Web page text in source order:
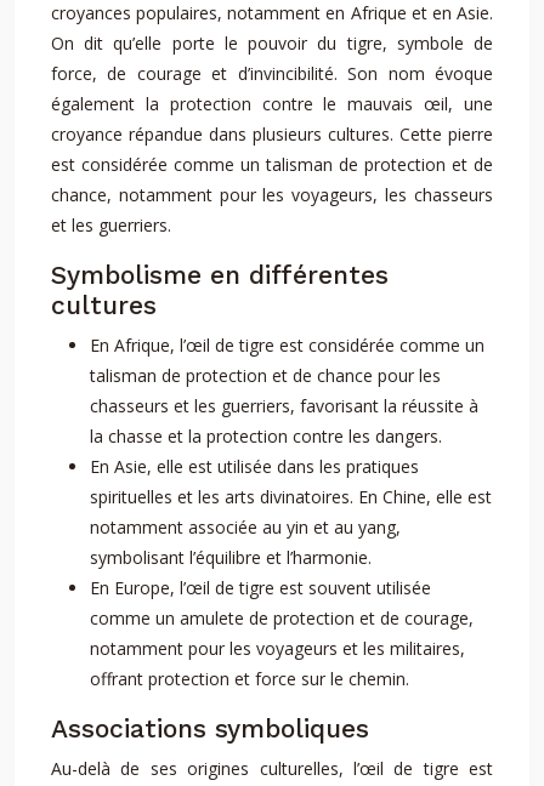
croyances populaires, notamment en Afrique et en Asie.
On dit qu’elle porte le pouvoir du tigre, symbole de
force, de courage et d’invincibilité. Son nom évoque
également la protection contre le mauvais œil, une
croyance répandue dans plusieurs cultures. Cette pierre
est considérée comme un talisman de protection et de
chance, notamment pour les voyageurs, les chasseurs
et les guerriers.
Symbolisme en différentes
cultures
En Afrique, l’œil de tigre est considérée comme un
talisman de protection et de chance pour les
chasseurs et les guerriers, favorisant la réussite à
la chasse et la protection contre les dangers.
En Asie, elle est utilisée dans les pratiques
spirituelles et les arts divinatoires. En Chine, elle est
notamment associée au yin et au yang,
symbolisant l’équilibre et l’harmonie.
En Europe, l’œil de tigre est souvent utilisée
comme un amulete de protection et de courage,
notamment pour les voyageurs et les militaires,
offrant protection et force sur le chemin.
Associations symboliques
Au-delà de ses origines culturelles, l’œil de tigre est